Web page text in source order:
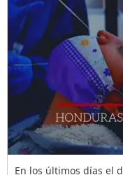
En los últimos días el